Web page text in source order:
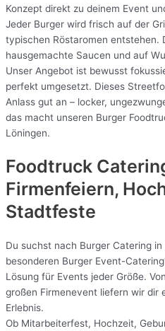
Konzept direkt zu deinem Event
Jeder Burger wird frisch auf der
typischen Röstaromen entstehen.
hausgemachte Saucen und auf
Unser Angebot ist bewusst
perfekt umgesetzt. Dieses
Anlass gut an – locker,
das macht unseren Burger
Löningen.
Foodtruck
Firmenfeiern,
Stadtfeste
Du suchst nach Burger Catering
besonderen Burger Event-
Lösung für Events jeder Größe.
großen Firmenevent liefern wir dir
Erlebnis.
Ob Mitarbeiterfest, Hochzeit,